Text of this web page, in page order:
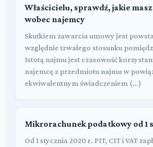
Właścicielu, sprawdź, jakie
wobec najemcy
Skutkiem zawarcia umowy jest
względnie trwałego stosunku
Istotą najmu jest czasowość
najemcę z przedmiotu najmu w
ekwiwalentnym świadczeniem (...)
Mikrorachunek podatkowy od 1
Od 1 stycznia 2020 r. PIT, CIT i VAT